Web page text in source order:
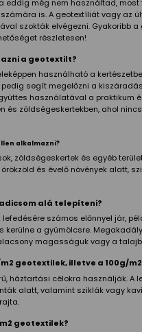
eddig még nem használtad,
is. A geotextíliát vagy az
szokták elvégezni. Gyakoribb
részletesen!
a geotextilt?
használható a
segít megelőzni a
használatával a praktikum
és zöldségeskertekben, ahol
alkalmazni?
zöldségeskertek és egyéb
és évelő növények
alá telepíteni?
számos előnnyel jár,
kerülne a gyümölcsre.
magasságuk vagy a
geotextilek, illetve a 100g/
háztartási célokra használják.
alatt, valamint sziklák vagy
geotextilek?